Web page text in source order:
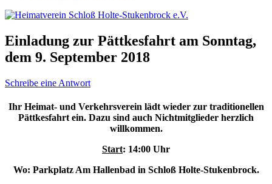
Einladung zur Pättkesfahrt am Sonntag,
dem 9. September 2018
Schreibe eine Antwort
Ihr Heimat- und Verkehrsverein lädt wieder zur traditionellen
Pättkesfahrt ein. Dazu sind auch Nichtmitglieder herzlich
willkommen.
Start: 14:00 Uhr
Wo: Parkplatz Am Hallenbad in Schloß Holte-Stukenbrock.